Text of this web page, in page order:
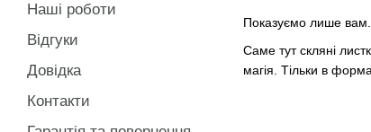
Показуємо лише
Саме тут скляні
магія. Тільки в
Наші роботи
Відгуки
Довідка
Контакти